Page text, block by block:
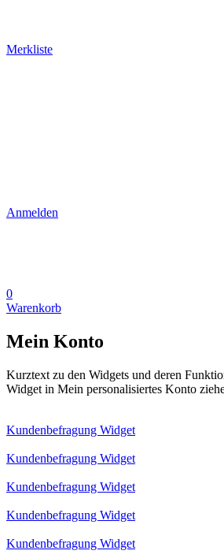
Merkliste
Anmelden
0
Warenkorb
Mein Konto
Kurztext zu den Widgets und deren
Widget in Mein personalisiertes Konto
Kundenbefragung Widget
Kundenbefragung Widget
Kundenbefragung Widget
Kundenbefragung Widget
Kundenbefragung Widget